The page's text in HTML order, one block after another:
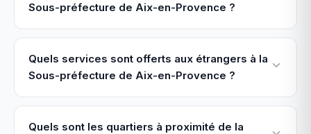
Sous-préfecture de Aix-en-Provence ?
Quels services sont offerts aux étrangers à la
Sous-préfecture de Aix-en-Provence ?
Quels sont les quartiers à proximité de la